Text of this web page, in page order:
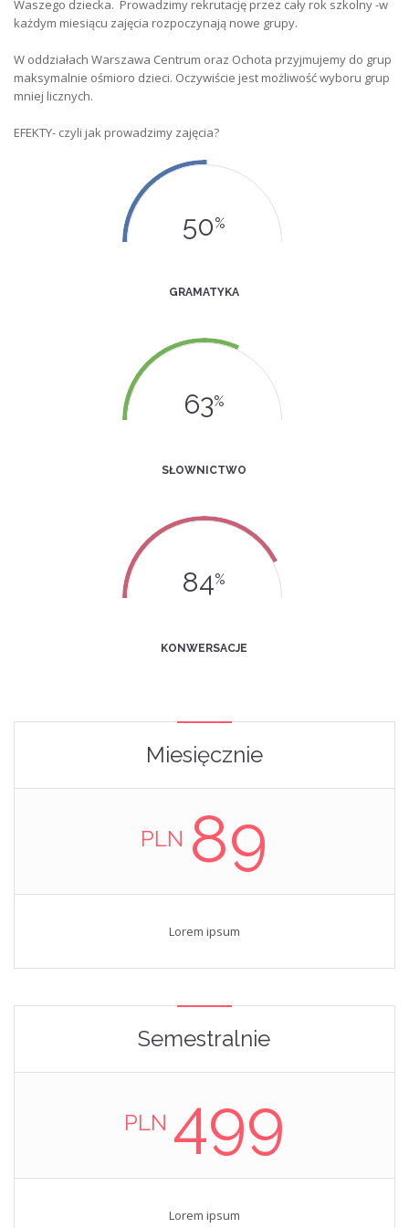
Waszego dziecka. Prowadzimy rekrutację przez cały rok szkolny -w
każdym miesiącu zajęcia rozpoczynają nowe grupy.
W oddziałach Warszawa Centrum oraz Ochota przyjmujemy do grup
maksymalnie ośmioro dzieci. Oczywiście jest możliwość wyboru grup
mniej licznych.
EFEKTY- czyli jak prowadzimy zajęcia?
50%
GRAMATYKA
63%
SŁOWNICTWO
84%
KONWERSACJE
Miesięcznie
PLN 89
Lorem ipsum
Semestralnie
PLN 499
Lorem ipsum